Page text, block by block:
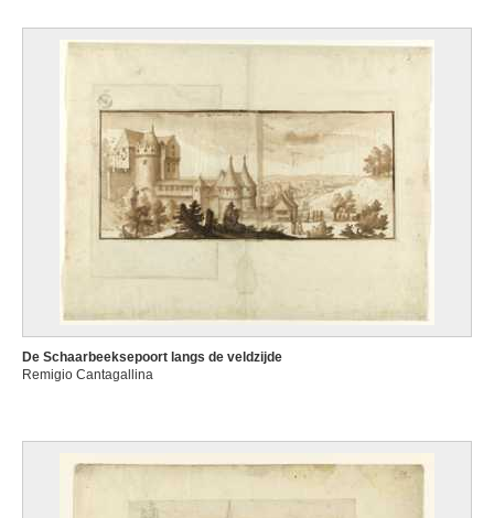
De Schaarbeeksepoort langs de veldzijde
Remigio Cantagallina